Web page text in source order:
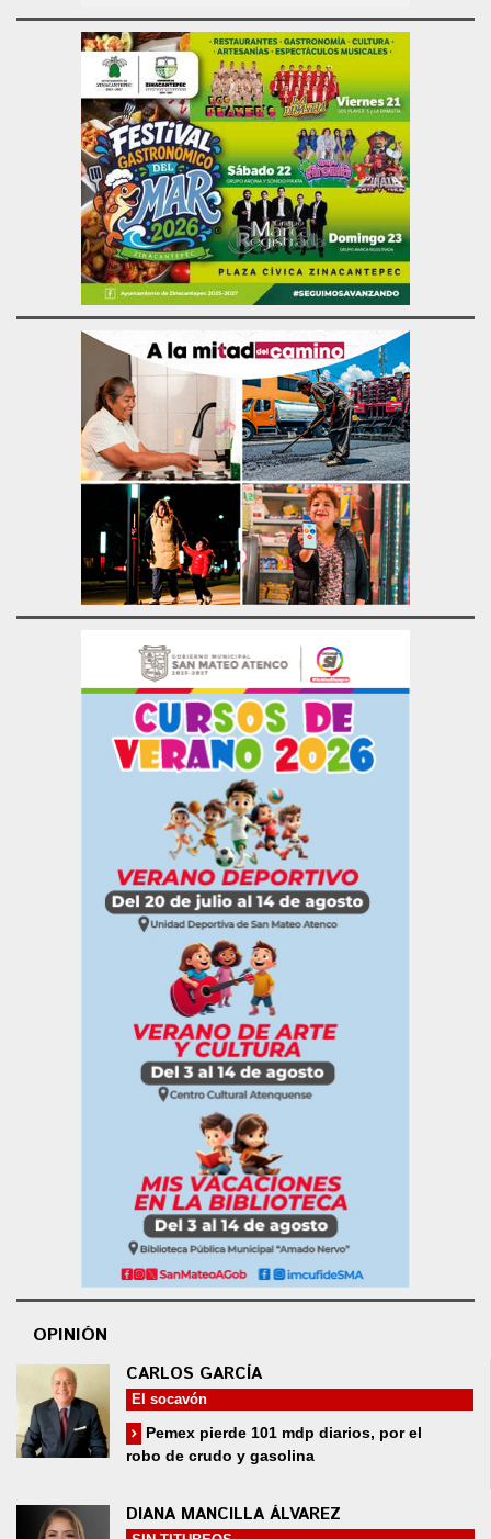
OPINIÓN
CARLOS GARCÍA
El socavón
Pemex pierde 101 mdp diarios, por el
robo de crudo y gasolina
DIANA MANCILLA ÁLVAREZ